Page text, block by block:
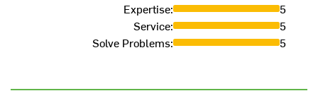
Expertise:
5
Service:
5
Solve Problems: 5